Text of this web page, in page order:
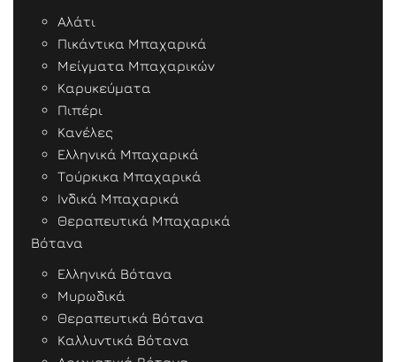
Αλάτι
Πικάντικα Μπαχαρικά
Μείγματα Μπαχαρικών
Καρυκεύματα
Πιπέρι
Κανέλες
Ελληνικά Μπαχαρικά
Τούρκικα Μπαχαρικά
Ινδικά Μπαχαρικά
Θεραπευτικά Μπαχαρικά
Βότανα
Ελληνικά Βότανα
Μυρωδικά
Θεραπευτικά Βότανα
Καλλυντικά Βότανα